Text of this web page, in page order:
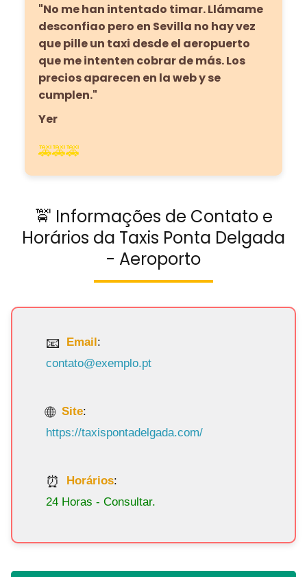
"No me han intentado timar. Llámame
desconfiao pero en Sevilla no hay vez
que pille un taxi desde el aeropuerto
que me intenten cobrar de más. Los
precios aparecen en la web y se
cumplen."
Yer
🚕🚕🚕
🚖 Informações de Contato e
Horários da Taxis Ponta Delgada
- Aeroporto
Email:
contato@exemplo.pt
Site:
https://taxispontadelgada.com/
Horários:
24 Horas - Consultar.